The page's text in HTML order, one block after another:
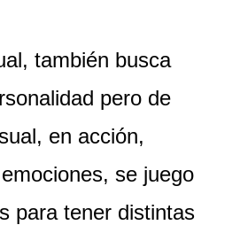
también busca
pero de
en acción,
se juego
para tener distintas